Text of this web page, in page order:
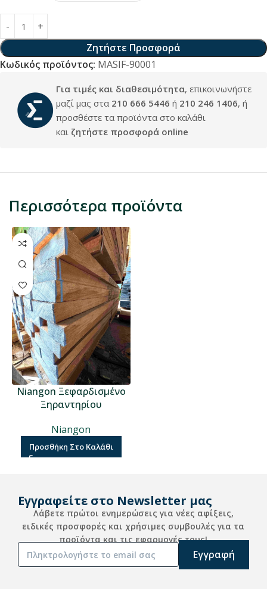
Ζητήστε Προσφορά
Κωδικός προϊόντος: MASIF-90001
Για τιμές και διαθεσιμότητα, επικοινωνήστε
μαζί μας στα 210 666 5446 ή 210 246 1406, ή
προσθέστε τα προϊόντα στο καλάθι
και ζητήστε προσφορά online
Περισσότερα προϊόντα
Niangon Ξεφαρδισμένο
Ξηραντηρίου
Niangon
Προσθήκη Στο Καλάθι
Εγγραφείτε στο Newsletter μας
Λάβετε πρώτοι ενημερώσεις για νέες αφίξεις,
ειδικές προσφορές και χρήσιμες συμβουλές για τα
προϊόντα και τις εφαρμογές τους!